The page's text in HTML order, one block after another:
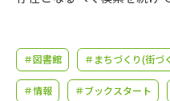
学問の教科書
＃図書館 ＃まちづくり(街づ
＃情報 ＃ブックスタート